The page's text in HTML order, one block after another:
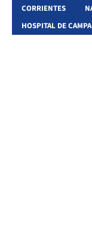
CORRIENTES
HOSPITAL DE